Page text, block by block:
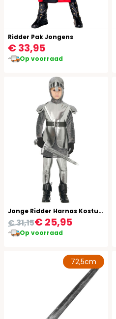
Ridder Pak Jongens
€ 33,95
Op voorraad
Jonge Ridder Harnas Kostuum
€ 25,95
€ 31,15
Op voorraad
72,5cm